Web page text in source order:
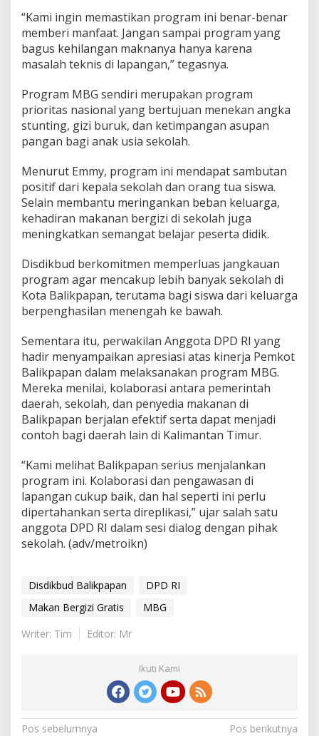
“Kami ingin memastikan program ini benar-benar
memberi manfaat. Jangan sampai program yang
bagus kehilangan maknanya hanya karena
masalah teknis di lapangan,” tegasnya.
Program MBG sendiri merupakan program
prioritas nasional yang bertujuan menekan angka
stunting, gizi buruk, dan ketimpangan asupan
pangan bagi anak usia sekolah.
Menurut Emmy, program ini mendapat sambutan
positif dari kepala sekolah dan orang tua siswa.
Selain membantu meringankan beban keluarga,
kehadiran makanan bergizi di sekolah juga
meningkatkan semangat belajar peserta didik.
Disdikbud berkomitmen memperluas jangkauan
program agar mencakup lebih banyak sekolah di
Kota Balikpapan, terutama bagi siswa dari keluarga
berpenghasilan menengah ke bawah.
Sementara itu, perwakilan Anggota DPD RI yang
hadir menyampaikan apresiasi atas kinerja Pemkot
Balikpapan dalam melaksanakan program MBG.
Mereka menilai, kolaborasi antara pemerintah
daerah, sekolah, dan penyedia makanan di
Balikpapan berjalan efektif serta dapat menjadi
contoh bagi daerah lain di Kalimantan Timur.
“Kami melihat Balikpapan serius menjalankan
program ini. Kolaborasi dan pengawasan di
lapangan cukup baik, dan hal seperti ini perlu
dipertahankan serta direplikasi,” ujar salah satu
anggota DPD RI dalam sesi dialog dengan pihak
sekolah. (adv/metroikn)
Disdikbud Balikpapan
DPD RI
Makan Bergizi Gratis
MBG
Writer: Tim
Editor: Mr
Ikuti Kami
Navigasi
Pos sebelumnya
Pos berikutnya